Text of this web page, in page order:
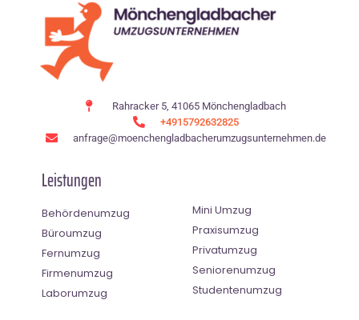
Rahracker 5, 41065 Mönchengladbach
+4915792632825
anfrage@moenchen­gladbacherumzugsunternehmen.de
Leistungen
Behördenumzug
Büroumzug
Fernumzug
Firmenumzug
Laborumzug
Mini Umzug
Praxisumzug
Privatumzug
Seniorenumzug
Studentenumzug